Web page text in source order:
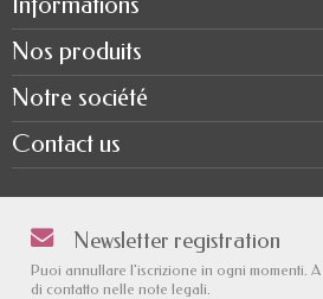
Nos produits
Notre société
Contact us
Newsletter registration
Puoi annullare l'iscrizione in ogni momenti.
di contatto nelle note legali.